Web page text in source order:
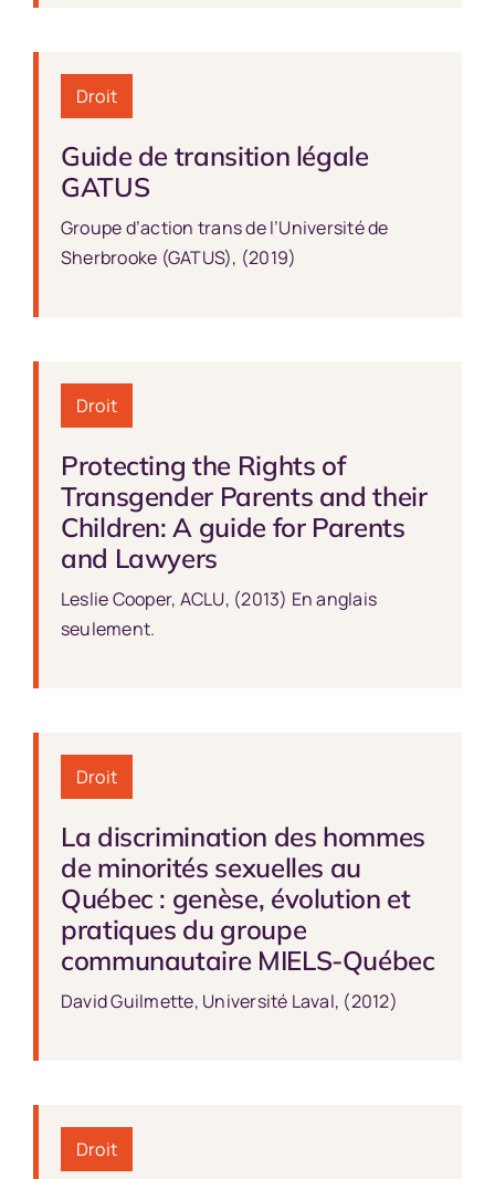
Droit
Guide de transition légale
GATUS
Groupe d’action trans de l’Université de
Sherbrooke (GATUS), (2019)
Droit
Protecting the Rights of
Transgender Parents and their
Children: A guide for Parents
and Lawyers
Leslie Cooper, ACLU, (2013) En anglais
seulement.
Droit
La discrimination des hommes
de minorités sexuelles au
Québec : genèse, évolution et
pratiques du groupe
communautaire MIELS-Québec
David Guilmette, Université Laval, (2012)
Droit